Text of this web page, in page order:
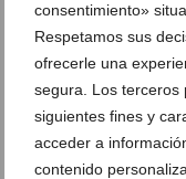
consentimiento»
Respetamos sus
ofrecerle una
segura. Los terceros
siguientes fines y
acceder a
contenido
ARTÍCULOS